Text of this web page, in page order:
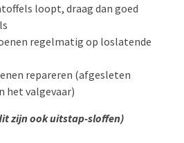
loopt, draag dan goed
regelmatig op loslatende
repareren (afgesleten
het valgevaar)
zijn ook uitstap-sloffen)